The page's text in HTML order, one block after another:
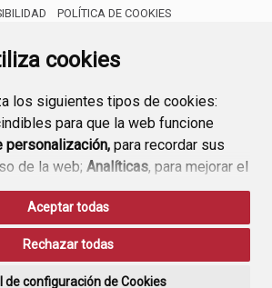
cookies
los siguientes tipos de cookies:
para que la web funcione
personalización, para recordar sus
de la web; Analíticas, para mejorar el
la web y sus servicios.
el botón“Aceptar todas”
acepta su uso. Si pulsa el botón
Aceptar todas
Rechazar todas
de configuración de Cookies
POLÍTICA DE COOKIES